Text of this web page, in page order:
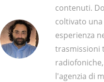
contenuti.
coltivato
esperienza
trasmissioni
l'agenzia di